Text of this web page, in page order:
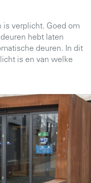
is verplicht. Goed om
hebt laten
deuren. In dit
is en van welke